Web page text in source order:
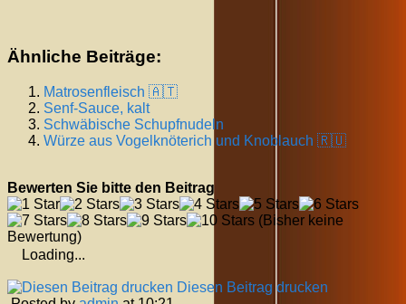
Ähnliche Beiträge:
Matrosenfleisch 🇦🇹
Senf-Sauce, kalt
Schwäbische Schupfnudeln
Würze aus Vogelknöterich und Knoblauch 🇷🇺
Bewerten Sie bitte den Beitrag
(Bisher keine
Bewertung)
Loading...
Diesen Beitrag drucken